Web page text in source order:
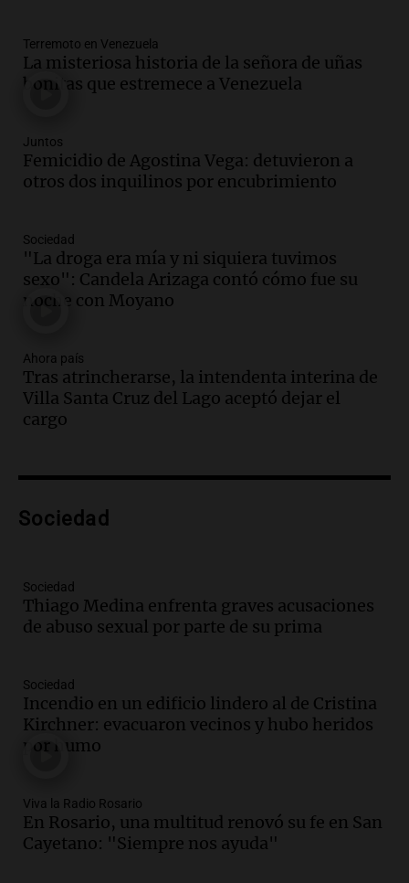
Episodios
Audio.Tucumán enfrenta un equilibrio
financiero precario debido a la caída del
Panorama Federal
Episodios
Audio.La calidad del empleo en
en un contexto de crisis económica
Panorama Federal
Episodios
Audio. Audiencia por tragedia vial en
Panorama Federal
Episodios
Audio.Solicitan quiebra de Lebron
Group en medio de una investigación
Audio.
Panorama Federal
Episodios
Audio.El alzobispo García Cueva llama a
Panorama Federal
Episodios
Audio. La inflación en Buenos Aires
alcanza el 2,9% en julio, generando
Panorama Federal
Episodios
Audio. Descuentos de hasta 700.000
Terremoto en Venezuela
La misteriosa historia de la señora de uñas
bonitas que estremece a Venezuela
Juntos
Femicidio de Agostina Vega: detuvieron a
otros dos inquilinos por encubrimiento
Sociedad
"La droga era mía y ni siquiera tuvimos
sexo": Candela Arizaga contó cómo fue su
noche con Moyano
Ahora país
Tras atrincherarse, la intendenta interina de
Villa Santa Cruz del Lago aceptó dejar el
cargo
Sociedad
Sociedad
Thiago Medina enfrenta graves acusaciones
de abuso sexual por parte de su prima
Sociedad
Incendio en un edificio lindero al de Cristina
Kirchner: evacuaron vecinos y hubo heridos
por humo
Viva la Radio Rosario
En Rosario, una multitud renovó su fe en San
Cayetano: "Siempre nos ayuda"